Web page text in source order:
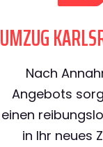
UMZUG
Nach
Angebots
einen
in Ihr neues